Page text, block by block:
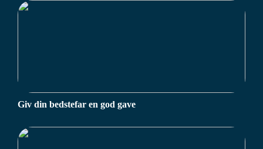
Giv din bedstefar en god gave